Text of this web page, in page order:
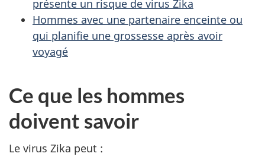
présente un risque de virus Zika
Hommes avec une partenaire enceinte ou
qui planifie une grossesse après avoir
voyagé
Ce que les hommes
doivent savoir
Le virus Zika peut :